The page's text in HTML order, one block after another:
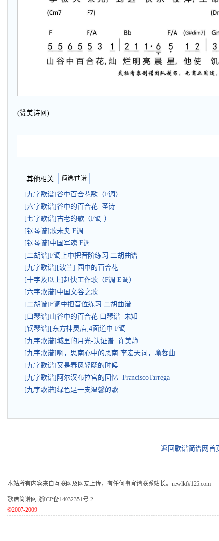
(赞美诗网)
其他相关 简谱/曲谱
[九字歌谱]谷中百合花歌（F调）
[六字歌谱]谷中的百合花 圣诗
[七字歌谱]古老的歌（F调 ）
[钢琴谱]歌未央 F调
[钢琴谱]中国军魂 F调
[二胡谱]F调上中把音阶练习 二胡曲谱
[九字歌谱][波兰] 园中的百合花
[十字及以上]赶快工作歌（F调 E调）
[六字歌谱]中国文谷之歌
[二胡谱]F调中把音位练习 二胡曲谱
[口琴谱]山谷中的百合花 口琴谱 未知
[钢琴谱][东方神灵庙]4面道中 F调
[九字歌谱]城里的月光-认证谱 许美静
[九字歌谱]啊，思南心中的思南 李宏天词，喻蓉曲
[九字歌谱]又是春风轻飏的时候
[九字歌谱]阿尔汉布拉宫的回忆 FranciscoTarrega
[九字歌谱]绿色是一支温馨的歌
返回歌谱简谱网首
本站所有内容来自互联网及网友上传，有任何事宜请联系站长。newlkf#126.com
歌谱简谱网 浙ICP备14032351号-2
©2007-2009